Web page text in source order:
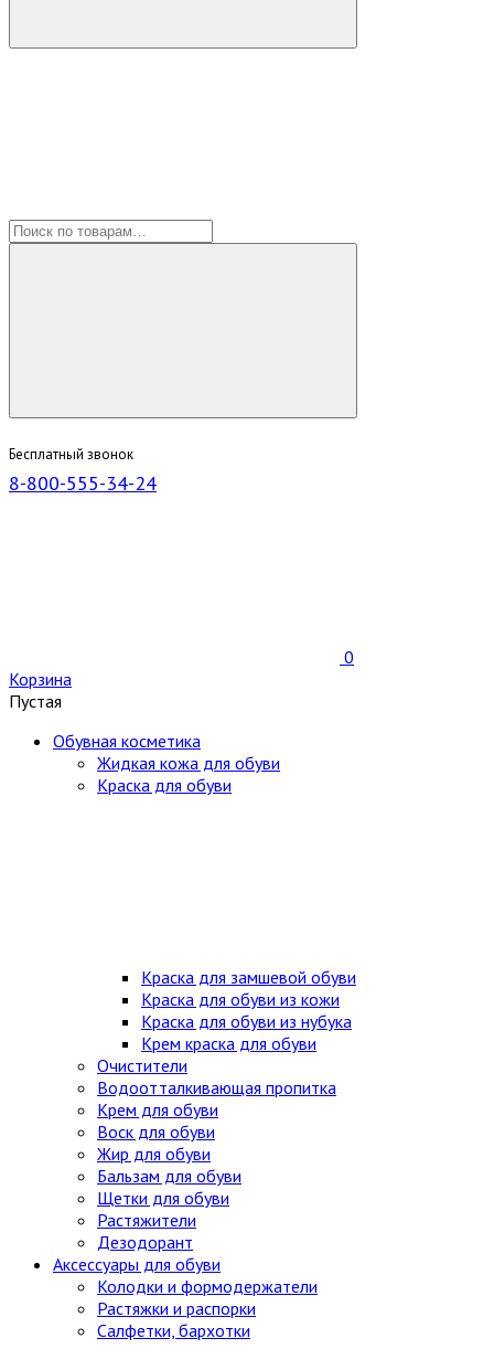
Бесплатный звонок
8-800-555-34-24
0
Корзина
Пустая
Обувная косметика
Жидкая кожа для обуви
Краска для обуви
Краска для замшевой обуви
Краска для обуви из кожи
Краска для обуви из нубука
Крем краска для обуви
Очистители
Водоотталкивающая пропитка
Крем для обуви
Воск для обуви
Жир для обуви
Бальзам для обуви
Щетки для обуви
Растяжители
Дезодорант
Аксессуары для обуви
Колодки и формодержатели
Растяжки и распорки
Салфетки, бархотки